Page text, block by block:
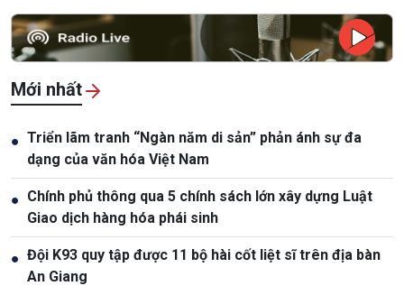
Mới nhất
● Triển lãm tranh “Ngàn năm di sản” phản ánh sự đa
dạng của văn hóa Việt Nam
● Chính phủ thông qua 5 chính sách lớn xây dựng Luật
Giao dịch hàng hóa phái sinh
● Đội K93 quy tập được 11 bộ hài cốt liệt sĩ trên địa bàn
An Giang